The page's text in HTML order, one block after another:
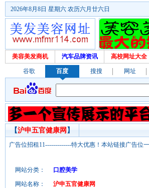
2026年8月8日 星期六 农历六月廿六日
美容美发商机 汽车品牌资讯 高校网址大全
谷歌 百度 搜搜 网址
【沪申五官健康网 】
广告位招租11-------------特大优惠！本站链接广告位
网站分类：
口腔美学
网站名称：
沪申五官健康网